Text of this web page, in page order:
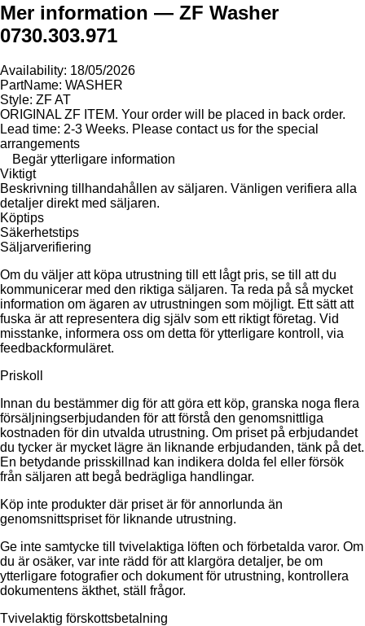
Mer information — ZF Washer
0730.303.971
Availability: 18/05/2026
PartName: WASHER
Style: ZF AT
ORIGINAL ZF ITEM. Your order will be placed in back order.
Lead time: 2-3 Weeks. Please contact us for the special
arrangements
Begär ytterligare information
Viktigt
Beskrivning tillhandahållen av säljaren. Vänligen verifiera alla
detaljer direkt med säljaren.
Köptips
Säkerhetstips
Säljarverifiering
Om du väljer att köpa utrustning till ett lågt pris, se till att du
kommunicerar med den riktiga säljaren. Ta reda på så mycket
information om ägaren av utrustningen som möjligt. Ett sätt att
fuska är att representera dig själv som ett riktigt företag. Vid
misstanke, informera oss om detta för ytterligare kontroll, via
feedbackformuläret.
Priskoll
Innan du bestämmer dig för att göra ett köp, granska noga flera
försäljningserbjudanden för att förstå den genomsnittliga
kostnaden för din utvalda utrustning. Om priset på erbjudandet
du tycker är mycket lägre än liknande erbjudanden, tänk på det.
En betydande prisskillnad kan indikera dolda fel eller försök
från säljaren att begå bedrägliga handlingar.
Köp inte produkter där priset är för annorlunda än
genomsnittspriset för liknande utrustning.
Ge inte samtycke till tvivelaktiga löften och förbetalda varor. Om
du är osäker, var inte rädd för att klargöra detaljer, be om
ytterligare fotografier och dokument för utrustning, kontrollera
dokumentens äkthet, ställ frågor.
Tvivelaktig förskottsbetalning